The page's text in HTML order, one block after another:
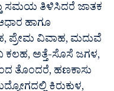
ಸಮಯ ತಿಳಿಸಿದರೆ ಜಾತಕ
ಹಾಗೂ
ಪ್ರೇಮ ವಿವಾಹ, ಮದುವೆ
ಕಲಹ, ಅತ್ತೆ-ಸೊಸೆ ಜಗಳ,
ತೊಂದರೆ, ಹಣಕಾಸು